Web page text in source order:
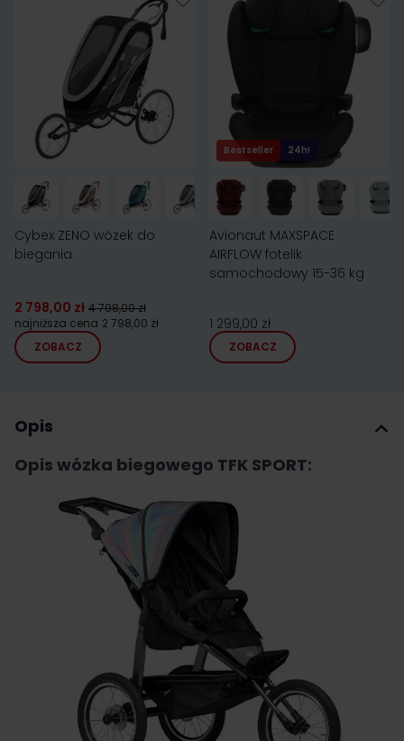
Cybex ZENO wózek do
biegania
2 798,00 zł 4 798,00 zł
najniższa cena 2 798,00 zł
ZOBACZ
Bestseller 24h!
Avionaut MAXSPACE
AIRFLOW fotelik
samochodowy 15-36 kg
1 299,00 zł
ZOBACZ
Opis
Opis wózka biegowego TFK SPORT: